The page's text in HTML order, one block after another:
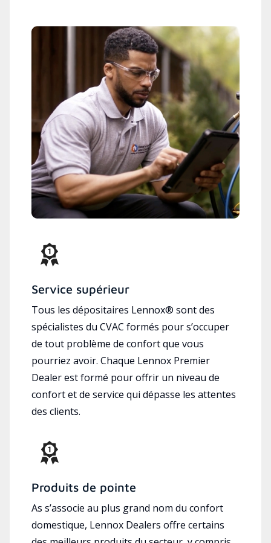
Service supérieur
Tous les dépositaires Lennox® sont des
spécialistes du CVAC formés pour s’occuper
de tout problème de confort que vous
pourriez avoir. Chaque Lennox Premier
Dealer est formé pour offrir un niveau de
confort et de service qui dépasse les attentes
des clients.
Produits de pointe
As s’associe au plus grand nom du confort
domestique, Lennox Dealers offre certains